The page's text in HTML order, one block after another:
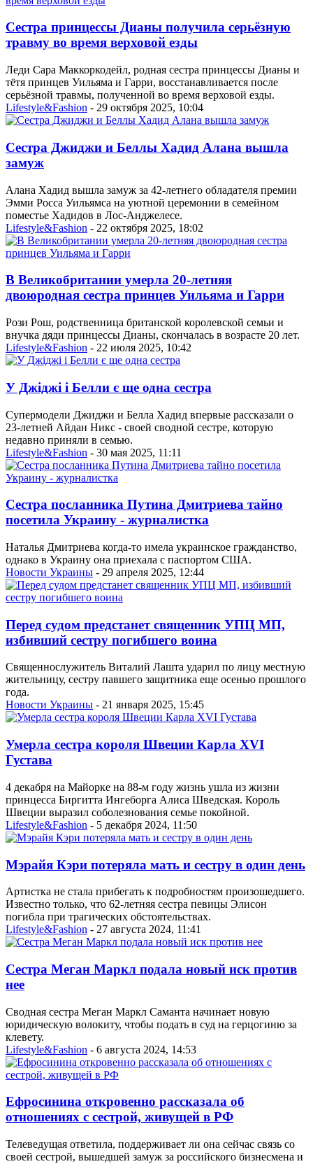
Сестра принцессы Дианы получила серьёзную
травму во время верховой езды
Леди Сара Маккоркодейл, родная сестра принцессы Дианы и
тётя принцев Уильяма и Гарри, восстанавливается после
серьёзной травмы, полученной во время верховой езды.
Lifestyle&Fashion - 29 октября 2025, 10:04
Сестра Джиджи и Беллы Хадид Алана вышла
замуж
Алана Хадид вышла замуж за 42-летнего обладателя премии
Эмми Росса Уильямса на уютной церемонии в семейном
поместье Хадидов в Лос-Анджелесе.
Lifestyle&Fashion - 22 октября 2025, 18:02
В Великобритании умерла 20-летняя
двоюродная сестра принцев Уильяма и Гарри
Рози Рош, родственница британской королевской семьи и
внучка дяди принцессы Дианы, скончалась в возрасте 20 лет.
Lifestyle&Fashion - 22 июля 2025, 10:42
У Джіджі і Белли є ще одна сестра
Супермодели Джиджи и Белла Хадид впервые рассказали о
23-летней Айдан Никс - своей сводной сестре, которую
недавно приняли в семью.
Lifestyle&Fashion - 30 мая 2025, 11:11
Сестра посланника Путина Дмитриева тайно
посетила Украину - журналистка
Наталья Дмитриева когда-то имела украинское гражданство,
однако в Украину она приехала с паспортом США.
Новости Украины - 29 апреля 2025, 12:44
Перед судом предстанет священник УПЦ МП,
избивший сестру погибшего воина
Священнослужитель Виталий Лашта ударил по лицу местную
жительницу, сестру павшего защитника еще осенью прошлого
года.
Новости Украины - 21 января 2025, 15:45
Умерла сестра короля Швеции Карла XVI
Густава
4 декабря на Майорке на 88-м году жизнь ушла из жизни
принцесса Биргитта Ингеборга Алиса Шведская. Король
Швеции выразил соболезнования семье покойной.
Lifestyle&Fashion - 5 декабря 2024, 11:50
Мэрайя Кэри потеряла мать и сестру в один день
Артистка не стала прибегать к подробностям произошедшего.
Известно только, что 62-летняя сестра певицы Элисон
погибла при трагических обстоятельствах.
Lifestyle&Fashion - 27 августа 2024, 11:41
Сестра Меган Маркл подала новый иск против
нее
Сводная сестра Меган Маркл Саманта начинает новую
юридическую волокиту, чтобы подать в суд на герцогиню за
клевету.
Lifestyle&Fashion - 6 августа 2024, 14:53
Ефросинина откровенно рассказала об
отношениях с сестрой, живущей в РФ
Телеведущая ответила, поддерживает ли она сейчас связь со
своей сестрой, вышедшей замуж за российского бизнесмена и